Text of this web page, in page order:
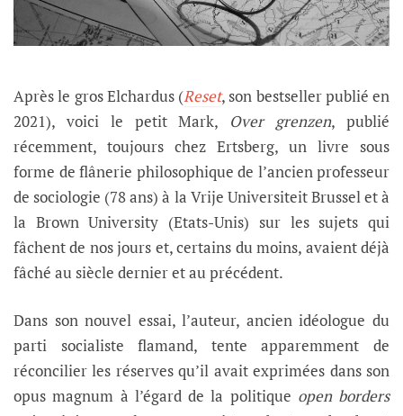
Après le gros Elchardus (Reset, son bestseller publié en
2021), voici le petit Mark, Over grenzen, publié
récemment, toujours chez Ertsberg, un livre sous
forme de flânerie philosophique de l’ancien professeur
de sociologie (78 ans) à la Vrije Universiteit Brussel et à
la Brown University (Etats-Unis) sur les sujets qui
fâchent de nos jours et, certains du moins, avaient déjà
fâché au siècle dernier et au précédent.
Dans son nouvel essai, l’auteur, ancien idéologue du
parti socialiste flamand, tente apparemment de
réconcilier les réserves qu’il avait exprimées dans son
opus magnum à l’égard de la politique open borders